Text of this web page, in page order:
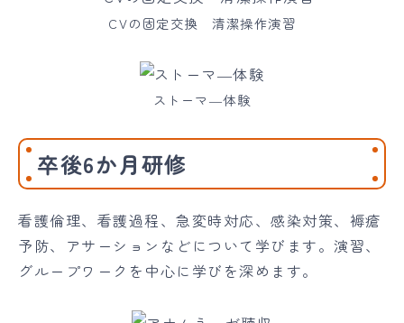
CVの固定交換 清潔操作演習
ストーマ―体験
卒後6か月研修
看護倫理、看護過程、急変時対応、感染対策、褥瘡
予防、アサーションなどについて学びます。演習、
グループワークを中心に学びを深めます。